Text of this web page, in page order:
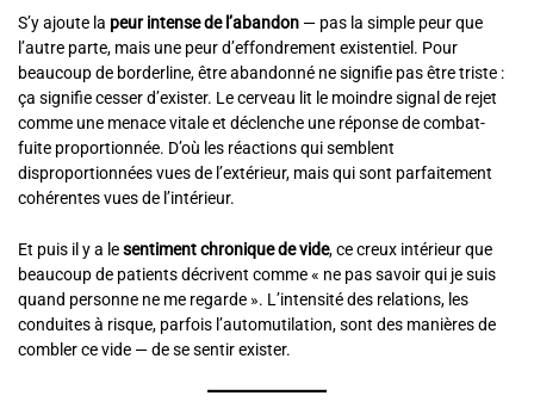
S’y ajoute la peur intense de l’abandon — pas la simple peur que
l’autre parte, mais une peur d’effondrement existentiel. Pour
beaucoup de borderline, être abandonné ne signifie pas être triste :
ça signifie cesser d’exister. Le cerveau lit le moindre signal de rejet
comme une menace vitale et déclenche une réponse de combat-
fuite proportionnée. D’où les réactions qui semblent
disproportionnées vues de l’extérieur, mais qui sont parfaitement
cohérentes vues de l’intérieur.
Et puis il y a lesentiment chronique de vide, ce creux intérieur que
beaucoup de patients décrivent comme « ne pas savoir qui je suis
quand personne ne me regarde ». L’intensité des relations, les
conduites à risque, parfois l’automutilation, sont des manières de
combler ce vide — de se sentir exister.